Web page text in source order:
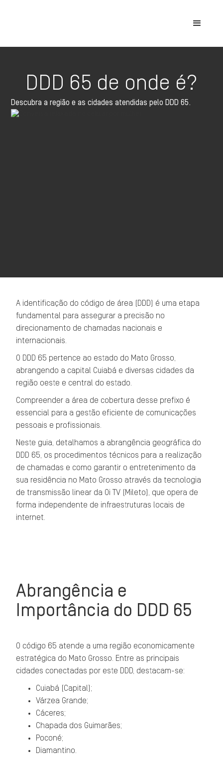
DDD 65 de onde é?
Descubra a região e as cidades atendidas pelo DDD 65.
A identificação do código de área (DDD) é uma etapa
fundamental para assegurar a precisão no
direcionamento de chamadas nacionais e
internacionais.
O DDD 65 pertence ao estado do Mato Grosso,
abrangendo a capital Cuiabá e diversas cidades da
região oeste e central do estado.
Compreender a área de cobertura desse prefixo é
essencial para a gestão eficiente de comunicações
pessoais e profissionais.
Neste guia, detalhamos a abrangência geográfica do
DDD 65, os procedimentos técnicos para a realização
de chamadas e como garantir o entretenimento da
sua residência no Mato Grosso através da tecnologia
de transmissão linear da Oi TV (Mileto), que opera de
forma independente de infraestruturas locais de
internet.
Abrangência e
Importância do DDD 65
O código 65 atende a uma região economicamente
estratégica do Mato Grosso. Entre as principais
cidades conectadas por este DDD, destacam-se:
Cuiabá (Capital);
Várzea Grande;
Cáceres;
Chapada dos Guimarães;
Poconé;
Diamantino.